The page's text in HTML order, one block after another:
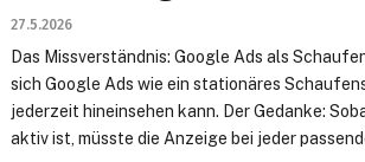
27.5.2026
Das Missverständnis: Google Ads als
sich Google Ads wie ein stationäres
jederzeit hineinsehen kann. Der Gedanke:
aktiv ist, müsste die Anzeige bei jeder